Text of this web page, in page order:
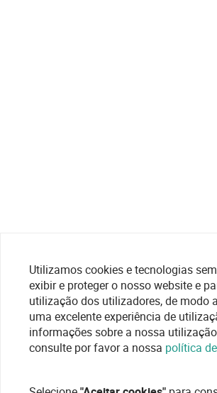
Utilizamos cookies e tecnologias
exibir e proteger o nosso website e
utilização dos utilizadores, de modo
uma excelente experiência de
informações sobre a nossa
consulte por favor a nossa política